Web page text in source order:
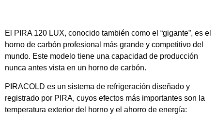
El PIRA 120 LUX, conocido también como el “gigante”, es el
horno de carbón profesional más grande y competitivo del
mundo. Este modelo tiene una capacidad de producción
nunca antes vista en un horno de carbón.
PIRACOLD es un sistema de refrigeración diseñado y
registrado por PIRA, cuyos efectos más importantes son la
temperatura exterior del horno y el ahorro de energía: